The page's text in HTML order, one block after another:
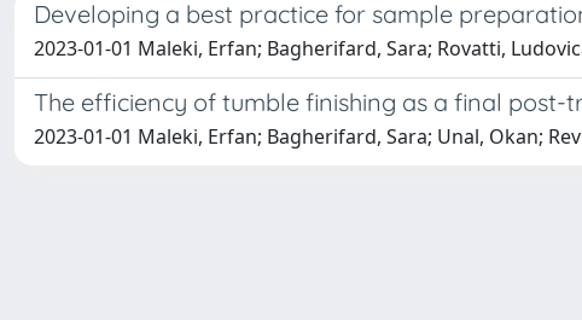
Developing a best practice for sample
2023-01-01 Maleki, Erfan; Bagherifard, Sara; Rovatti,
The efficiency of tumble finishing as a final
2023-01-01 Maleki, Erfan; Bagherifard, Sara; Unal, Okan;